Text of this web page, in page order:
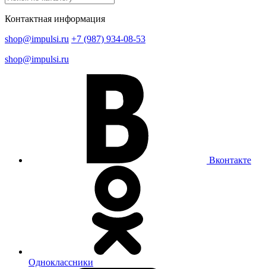
Контактная информация
shop@impulsi.ru +7 (987) 934-08-53
shop@impulsi.ru
Вконтакте
Одноклассники